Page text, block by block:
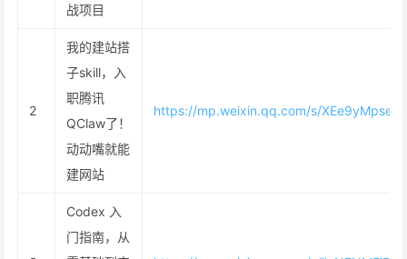
战项目
2
我的建站搭
子skill，入
职腾讯
QClaw了！
动动嘴就能
建网站
https://mp.weixin.qq.com/s/
Codex 入
门指南，从